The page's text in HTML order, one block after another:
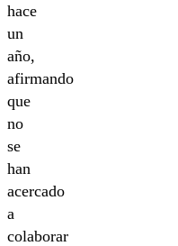
hace
un
año,
afirmando
que
no
se
han
acercado
a
colaborar